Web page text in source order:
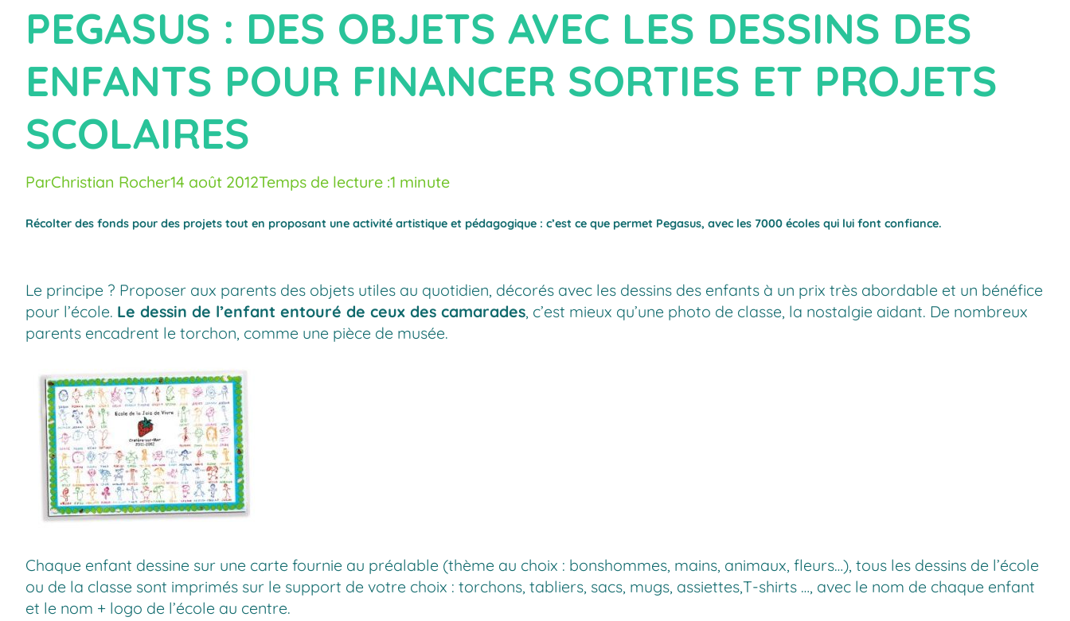
PEGASUS : DES OBJETS AVEC LES DESSINS DES
ENFANTS POUR FINANCER SORTIES ET PROJETS
SCOLAIRES
ParChristian Rocher14 août 2012Temps de lecture :1 minute
Récolter des fonds pour des projets tout en proposant une activité artistique et pédagogique : c’est ce que permet Pegasus, avec les 7000 écoles qui lui font confiance.
Le principe ? Proposer aux parents des objets utiles au quotidien, décorés avec les dessins des enfants à un prix très abordable et un bénéfice
pour l’école. Le dessin de l’enfant entouré de ceux des camarades, c’est mieux qu’une photo de classe, la nostalgie aidant. De nombreux
parents encadrent le torchon, comme une pièce de musée.
Chaque enfant dessine sur une carte fournie au préalable (thème au choix : bonshommes, mains, animaux, fleurs…), tous les dessins de l’école
ou de la classe sont imprimés sur le support de votre choix : torchons, tabliers, sacs, mugs, assiettes,T-shirts …, avec le nom de chaque enfant
et le nom + logo de l’école au centre.